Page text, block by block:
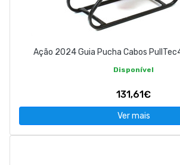
Ação 2024 Guia Pucha Cabos
Disponível
131,61€
Ver mais